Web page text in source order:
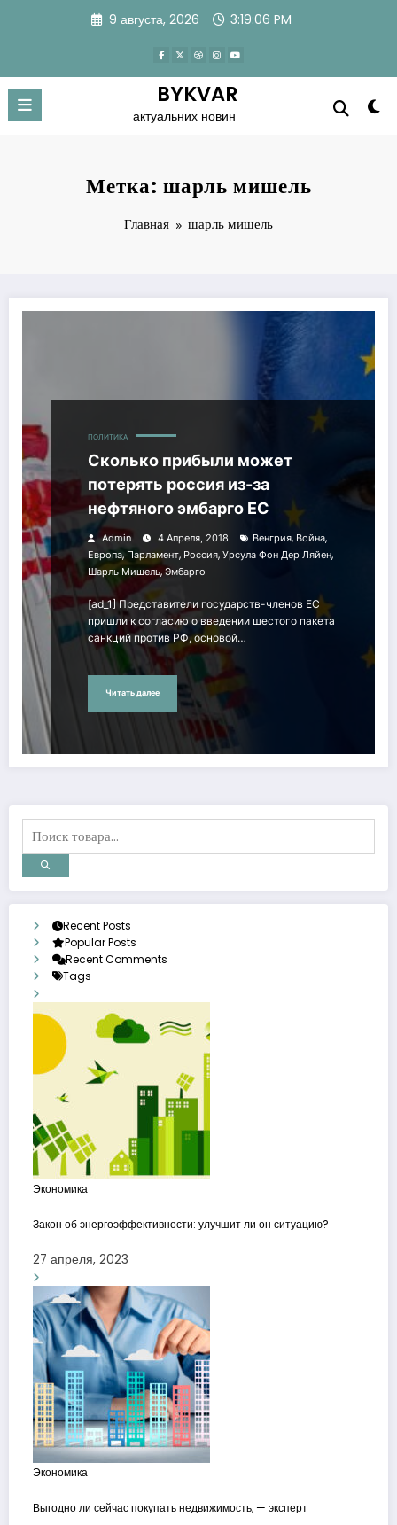
9 августа, 2026 3:19:07 PM
BYKVAR
актуальних новин
Метка: шарль мишель
Главная шарль мишель
ПОЛИТИКА
Сколько прибыли может
потерять россия из-за
нефтяного эмбарго ЕС
Admin 4 Апреля, 2018 Венгрия, Война,
Европа, Парламент, Россия, Урсула Фон Дер Ляйен,
Шарль Мишель, Эмбарго
[ad_1] Представители государств-членов ЕС
пришли к согласию о введении шестого пакета
санкций против РФ, основой…
Читать далее
Recent Posts
Popular Posts
Recent Comments
Tags
Экономика
Закон об энергоэффективности: улучшит ли он ситуацию?
27 апреля, 2023
Экономика
Выгодно ли сейчас покупать недвижимость, — эксперт